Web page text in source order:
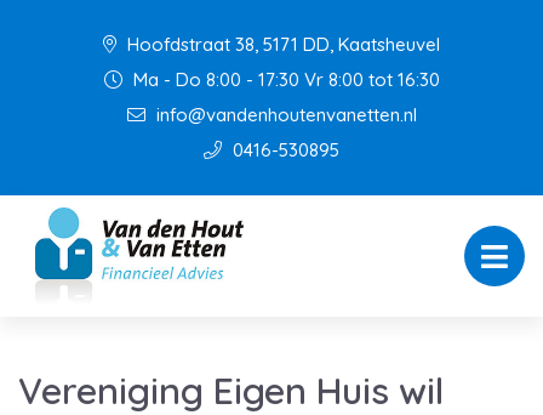
Hoofdstraat 38, 5171 DD, Kaatsheuvel
Ma - Do 8:00 - 17:30 Vr 8:00 tot 16:30
info@vandenhoutenvanetten.nl
0416-530895
Vereniging Eigen Huis wil